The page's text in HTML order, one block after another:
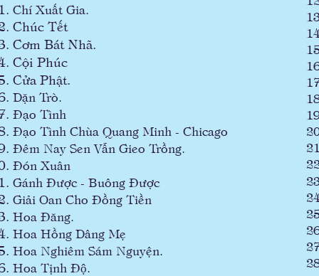
Chí Xuất Gia.
Chúc Tết
Cơm Bát Nhã.
Cội Phúc
Cửa Phật.
Dặn Trò.
Đạo Tình
Đạo Tình Chùa Quang Minh - Chicago
Đêm Nay Sen Vẫn Gieo Trồng.
Đón Xuân
Gánh Được - Buông Được
Giải Oan Cho Đồng Tiền
Hoa Đăng.
Hoa Hồng Dâng Mẹ
Hoa Nghiêm Sám Nguyện.
Hoa Tịnh Độ.